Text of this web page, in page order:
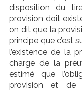
disposition du
provision doit
on dit que la
principe que c’est
l’existence de la
charge de la
estimé que
provision et de